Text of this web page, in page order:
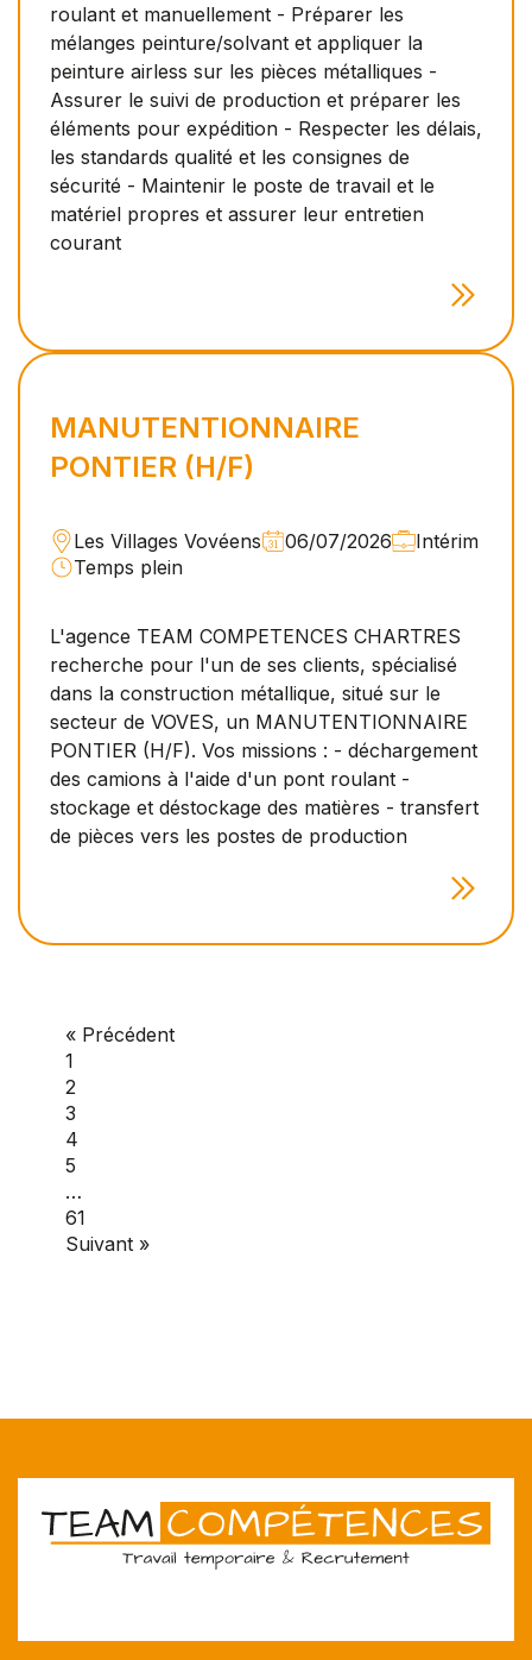
roulant et manuellement - Préparer les
mélanges peinture/solvant et appliquer la
peinture airless sur les pièces métalliques -
Assurer le suivi de production et préparer les
éléments pour expédition - Respecter les délais,
les standards qualité et les consignes de
sécurité - Maintenir le poste de travail et le
matériel propres et assurer leur entretien
courant
MANUTENTIONNAIRE
PONTIER (H/F)
Les Villages Vovéens 06/07/2026
Intérim
Temps plein
L'agence TEAM COMPETENCES CHARTRES
recherche pour l'un de ses clients, spécialisé
dans la construction métallique, situé sur le
secteur de VOVES, un MANUTENTIONNAIRE
PONTIER (H/F). Vos missions : - déchargement
des camions à l'aide d'un pont roulant -
stockage et déstockage des matières - transfert
de pièces vers les postes de production
« Précédent
1
2
3
4
5
…
61
Suivant »